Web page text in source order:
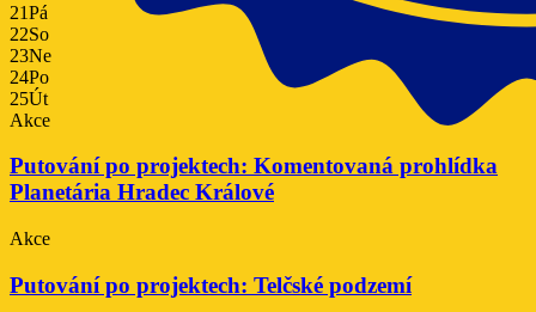
21Pá
22So
23Ne
24Po
25Út
Akce
Putování po projektech: Komentovaná prohlídka
Planetária Hradec Králové
Akce
Putování po projektech: Telčské podzemí